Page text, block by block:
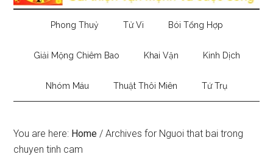
Phong Thuỷ Tử Vi Bói Tổng Hợp
Giải Mộng Chiêm Bao Khai Vận Kinh Dịch
Nhóm Máu Thuật Thôi Miên Tứ Trụ
You are here: Home / Archives for Nguoi that bai trong
chuyen tinh cam